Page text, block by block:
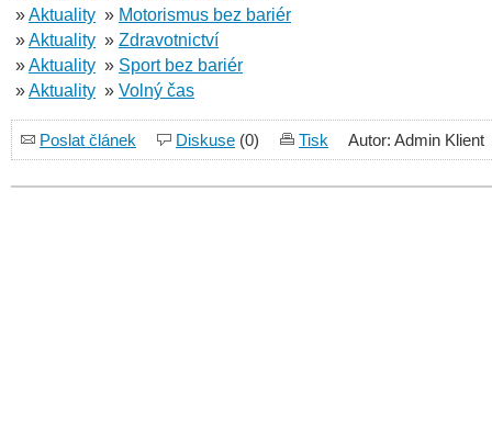
»Aktuality » Motorismus bez bariér
»Aktuality » Zdravotnictví
»Aktuality » Sport bez bariér
»Aktuality » Volný čas
Poslat článek Diskuse (0) Tisk Autor: Admin Klient